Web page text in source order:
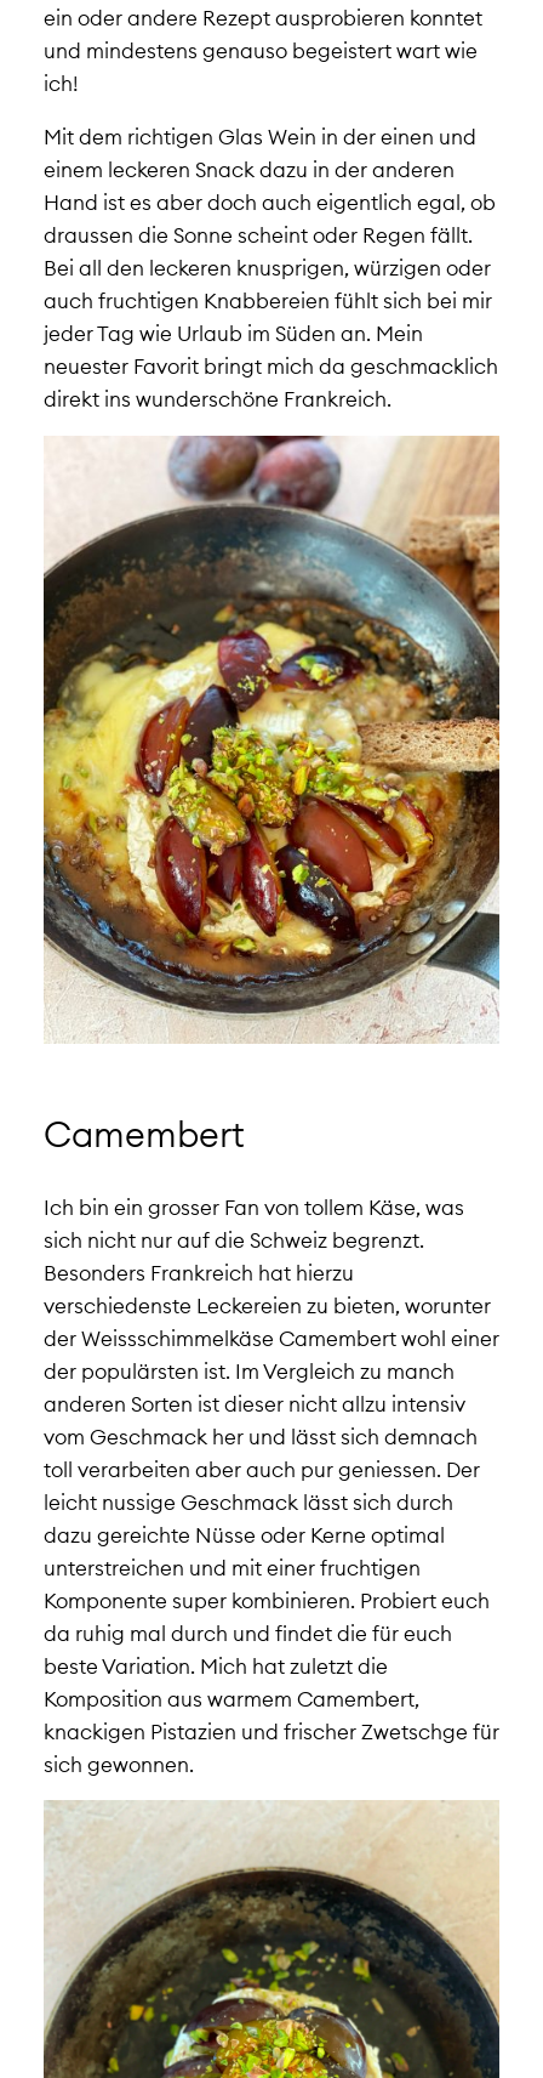
ein oder andere Rezept ausprobieren konntet
und mindestens genauso begeistert wart wie
ich!
Mit dem richtigen Glas Wein in der einen und
einem leckeren Snack dazu in der anderen
Hand ist es aber doch auch eigentlich egal, ob
draussen die Sonne scheint oder Regen fällt.
Bei all den leckeren knusprigen, würzigen oder
auch fruchtigen Knabbereien fühlt sich bei mir
jeder Tag wie Urlaub im Süden an. Mein
neuester Favorit bringt mich da geschmacklich
direkt ins wunderschöne Frankreich.
Camembert
Ich bin ein grosser Fan von tollem Käse, was
sich nicht nur auf die Schweiz begrenzt.
Besonders Frankreich hat hierzu
verschiedenste Leckereien zu bieten, worunter
der Weissschimmelkäse Camembert wohl einer
der populärsten ist. Im Vergleich zu manch
anderen Sorten ist dieser nicht allzu intensiv
vom Geschmack her und lässt sich demnach
toll verarbeiten aber auch pur geniessen. Der
leicht nussige Geschmack lässt sich durch
dazu gereichte Nüsse oder Kerne optimal
unterstreichen und mit einer fruchtigen
Komponente super kombinieren. Probiert euch
da ruhig mal durch und findet die für euch
beste Variation. Mich hat zuletzt die
Komposition aus warmem Camembert,
knackigen Pistazien und frischer Zwetschge für
sich gewonnen.